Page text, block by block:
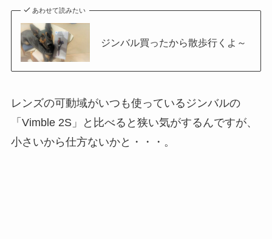
あわせて読みたい
ジンバル買ったから散歩行くよ～
レンズの可動域がいつも使っているジンバルの
「Vimble 2S」と比べると狭い気がするんですが、
小さいから仕方ないかと・・・。